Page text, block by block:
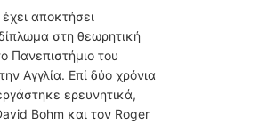
αποκτήσει
στη θεωρητική
Πανεπιστήμιο του
Αγγλία. Επί δύο χρόνια
ερευνητικά,
Bohm και τον Roger